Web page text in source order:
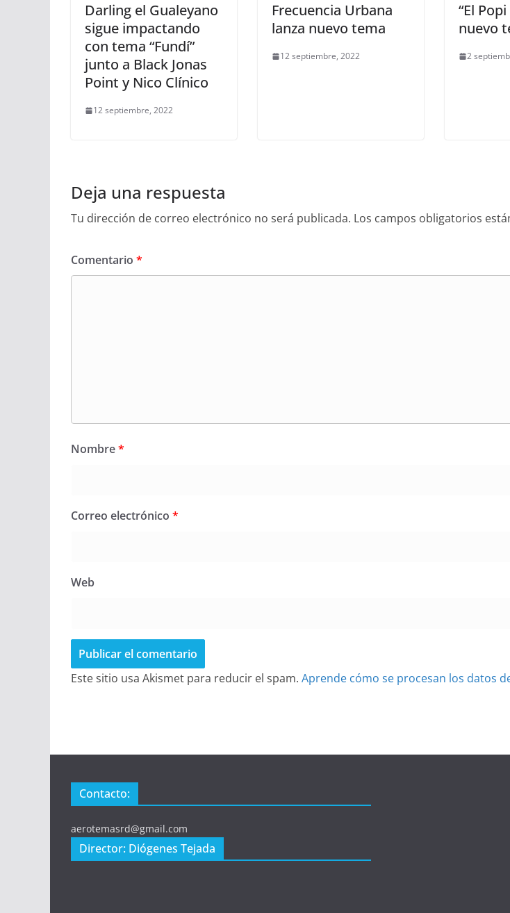
Darling el Gualeyano
sigue impactando
con tema “Fundí”
junto a Black Jonas
Point y Nico Clínico
12 septiembre, 2022
Frecuencia Urbana
lanza nuevo tema
12 septiembre, 2022
“El
nuevo
2
Deja una respuesta
Tu dirección de correo electrónico no será publicada. Los campos obligatorios
Comentario *
Nombre*
Correo electrónico *
Web
Este sitio usa Akismet para reducir el spam. Aprende cómo se procesan los datos
Contacto:
aerotemasrd@gmail.com
Director: Diógenes Tejada